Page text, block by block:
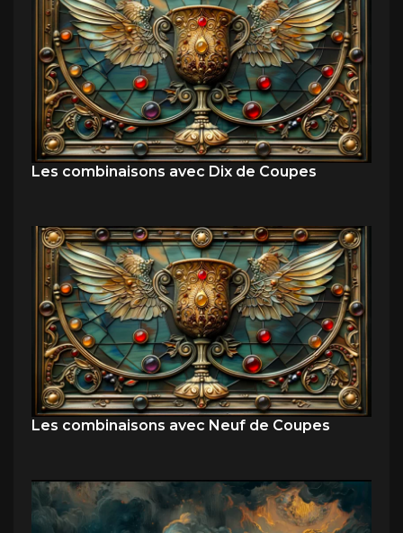
Les combinaisons avec Dix de Coupes
Les combinaisons avec Neuf de Coupes